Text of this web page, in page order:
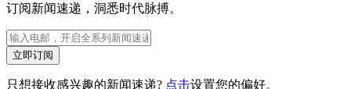
订阅新闻速递，洞悉时代脉搏。
立即订阅
只想接收感兴趣的新闻速递? 点击设置您的偏好。